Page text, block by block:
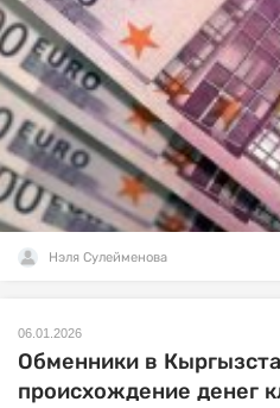
Нэля Сулейменова
06.01.2026
Обменники в
происхождение денег